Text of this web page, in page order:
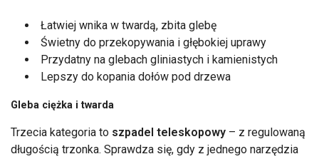
Łatwiej wnika w twardą, zbita glebę
Świetny do przekopywania i głębokiej uprawy
Przydatny na glebach gliniastych i kamienistych
Lepszy do kopania dołów pod drzewa
Gleba ciężka i twarda
Trzecia kategoria to szpadel teleskopowy – z regulowaną
długością trzonka. Sprawdza się, gdy z jednego narzędzia